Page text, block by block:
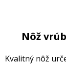
Nôž
Kvalitný nôž